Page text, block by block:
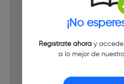
¡No
Regístrate ahoray accede
a lo mejor de